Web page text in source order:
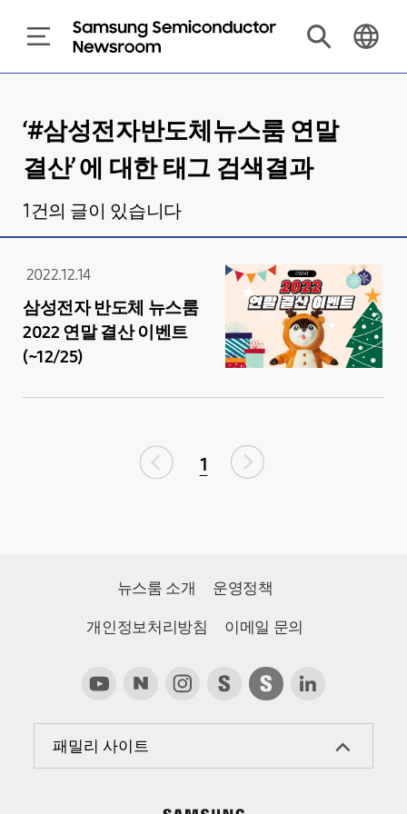
‘#삼성전자반도체뉴스룸 연말
결산’ 에 대한 태그 검색결과
1 건의 글이 있습니다
2022.12.14
삼성전자 반도체 뉴스룸
2022 연말 결산 이벤트
(~12/25)
1
뉴스룸 소개 운영정책
개인정보처리방침 이메일 문의
패밀리 사이트